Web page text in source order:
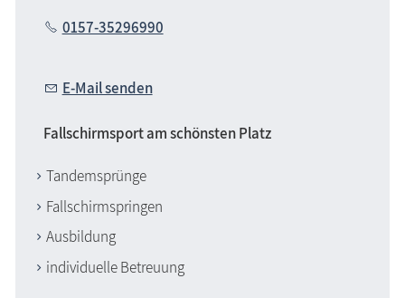
0157-35296990
E-Mail senden
Fallschirmsport am schönsten Platz
Tandemsprünge
Fallschirmspringen
Ausbildung
individuelle Betreuung